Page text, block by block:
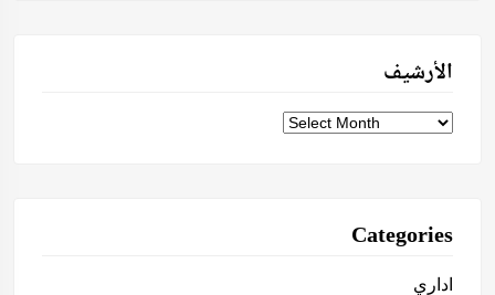
الأرشيف
الأرشيف
Categories
اداري